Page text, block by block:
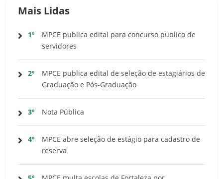
Mais Lidas
1º
MPCE publica edital para concurso público de
servidores
2º
MPCE publica edital de seleção de estagiários de
Graduação e Pós-Graduação
3º Nota Pública
4º
MPCE abre seleção de estágio para cadastro de
reserva